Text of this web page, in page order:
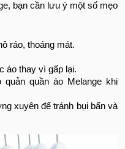
bạn cần lưu ý một số mẹo
ráo, thoáng mát.
áo thay vì gấp lại.
quần áo Melange khi
xuyên để tránh bụi bẩn và